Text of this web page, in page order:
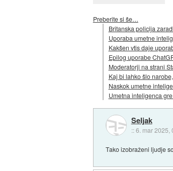
Preberite si še…
Britanska policija
Uporaba umetne
Kakšen vtis daje
Epilog uporabe
Moderatorji na strani
Kaj bi lahko šlo
Naskok umetne
Umetna inteligenca
Seljak
::6. mar 2025,
Tako izobraženi ljudje